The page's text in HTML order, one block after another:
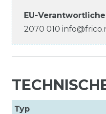
EU-
2070 010
Typ